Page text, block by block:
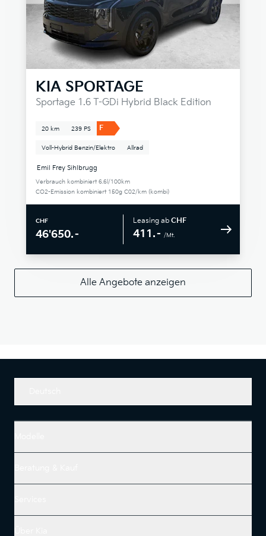
KIA SPORTAGE
Sportage 1.6 T-GDi Hybrid Black Edition
20 km 239 PS F
Voll-Hybrid Benzin/Elektro Allrad
Emil Frey Sihlbrugg
Verbrauch kombiniert 6.6l/100km
CO2-Emission kombiniert 150g C02/km (kombi)
CHF
46'650.–
Leasing ab CHF
411.– /Mt.
Alle Angebote anzeigen